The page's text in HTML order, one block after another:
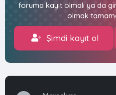
foruma kayıt olmalı ya da
olmak
Şimdi kayıt ol